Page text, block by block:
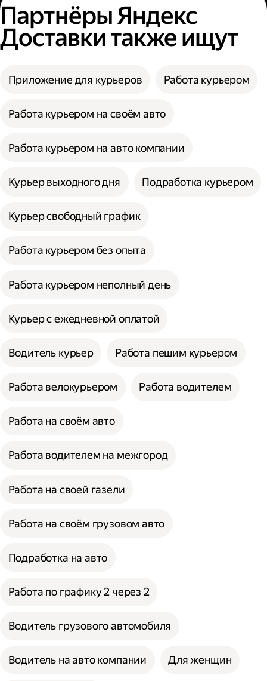
Партнёры Яндекс
Доставки также ищут
Приложение для курьеров Работа курьером
Работа курьером на своём авто
Работа курьером на авто компании
Курьер выходного дня Подработка курьером
Курьер свободный график
Работа курьером без опыта
Работа курьером неполный день
Курьер с ежедневной оплатой
Водитель курьер Работа пешим курьером
Работа велокурьером Работа водителем
Работа на своём авто
Работа водителем на межгород
Работа на своей газели
Работа на своём грузовом авто
Подработка на авто
Работа по графику 2 через 2
Водитель грузового автомобиля
Водитель на авто компании Для женщин